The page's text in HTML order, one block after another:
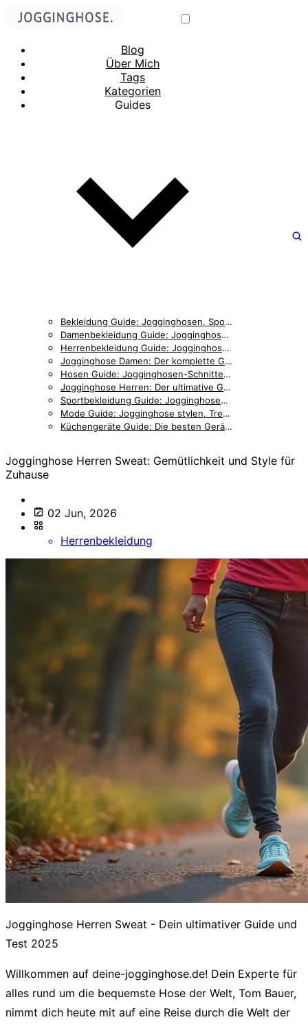
Blog
Über Mich
Tags
Kategorien
Guides
Bekleidung Guide: Jogginghosen, Sportmode & Accessoires im Vergleich
Damenbekleidung Guide: Jogginghosen, Outfits & Styling für Frauen
Herrenbekleidung Guide: Jogginghosen, Accessoires & Styling für Männer
Jogginghose Damen: Der komplette Guide für stilbewusste Frauen
Hosen Guide: Jogginghosen-Schnitte, Details & Passformen im Vergleich
Jogginghose Herren: Der ultimative Guide für Männer
Sportbekleidung Guide: Jogginghosen, Trainingskleidung & Zubehör
Mode Guide: Jogginghose stylen, Trends & Outfit-Inspiration
Küchengeräte Guide: Die besten Geräte für entspanntes Kochen
Jogginghose Herren Sweat: Gemütlichkeit und Style für
Zuhause
02 Jun, 2026
Herrenbekleidung
Jogginghose Herren Sweat - Dein ultimativer Guide und
Test 2025
Willkommen auf deine-jogginghose.de! Dein Experte für
alles rund um die bequemste Hose der Welt, Tom Bauer,
nimmt dich heute mit auf eine Reise durch die Welt der